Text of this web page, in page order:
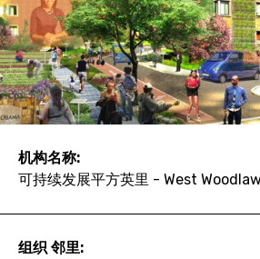
机构名称:
可持续发展平方英里 - West
组织 邻里: